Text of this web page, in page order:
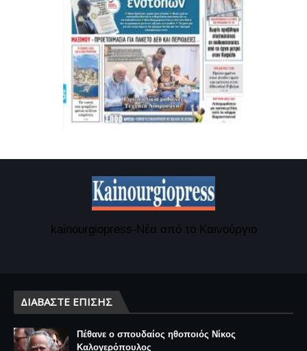
kainourgiopress-Νέα από το Καινούργιο
ΔΙΑΒΆΣΤΕ ΕΠΊΣΗΣ
Πέθανε ο σπουδαίος ηθοποιός Νίκος
Καλογερόπουλος